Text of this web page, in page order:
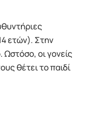
ετών). Στην
Ωστόσο, οι γονείς
θέτει το παιδί